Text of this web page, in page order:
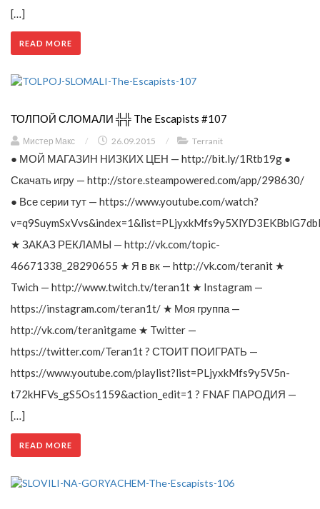
[…]
READ MORE
ТОЛПОЙ СЛОМАЛИ ╬╬ The Escapists #107
Мистер Макс / 26.09.2015 / Terranit
● МОЙ МАГАЗИН НИЗКИХ ЦЕН — http://bit.ly/1Rtb19g ●
Скачать игру — http://store.steampowered.com/app/298630/
● Все серии тут — https://www.youtube.com/watch?
★ ЗАКАЗ РЕКЛАМЫ — http://vk.com/topic-
46671338_28290655 ★ Я в вк — http://vk.com/teranit ★
Twich — http://www.twitch.tv/teran1t ★ Instagram —
https://instagram.com/teran1t/ ★ Моя группа —
http://vk.com/teranitgame ★ Twitter —
https://twitter.com/Teran1t ? СТОИТ ПОИГРАТЬ —
https://www.youtube.com/playlist?list=PLjyxkMfs9y5V5n-
t72kHFVs_gS5Os1159&action_edit=1 ? FNAF ПАРОДИЯ —
[…]
READ MORE